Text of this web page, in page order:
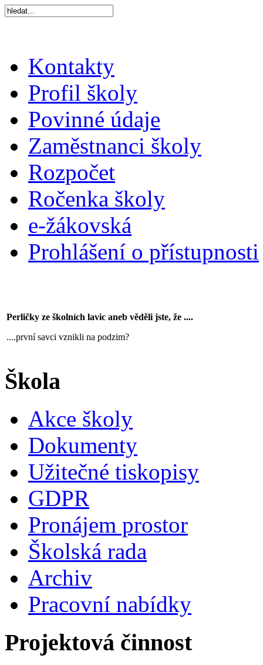
Kontakty
Profil školy
Povinné údaje
Zaměstnanci školy
Rozpočet
Ročenka školy
e-žákovská
Prohlášení o přístupnosti
Perličky ze školních lavic aneb věděli jste, že ....
....první savci vznikli na podzim?
Škola
Akce školy
Dokumenty
Užitečné tiskopisy
GDPR
Pronájem prostor
Školská rada
Archiv
Pracovní nabídky
Projektová činnost